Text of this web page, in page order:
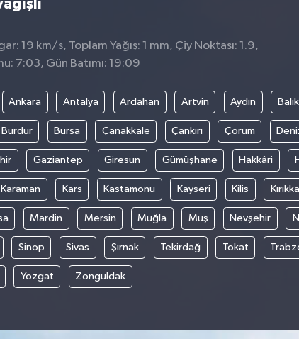
19 km/s, Toplam Yağış: 1 mm, Çiy Noktası: 1.9,
7:03, Gün Batımı: 19:09
Ankara Antalya Ardahan Artvin Aydın
Burdur Bursa Çanakkale Çankırı Çorum
Gaziantep Giresun Gümüşhane Hakkâri
Karaman Kars Kastamonu Kayseri Kilis
Mardin Mersin Muğla Muş Nevşehir
Sinop Sivas Şırnak Tekirdağ Tokat
Yozgat Zonguldak